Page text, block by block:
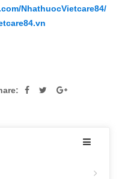
NhathuocVietcare84/